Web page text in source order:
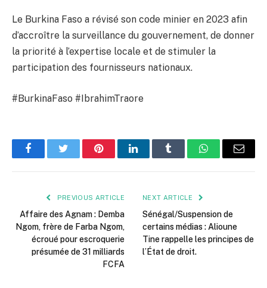
Le Burkina Faso a révisé son code minier en 2023 afin
d’accroître la surveillance du gouvernement, de donner
la priorité à l’expertise locale et de stimuler la
participation des fournisseurs nationaux.
#BurkinaFaso #IbrahimTraore
FacebookTwitter PinterestLinkedInTumblr WhatsAppEmail
PREVIOUS ARTICLE
Affaire des Agnam : Demba
Ngom, frère de Farba Ngom,
écroué pour escroquerie
présumée de 31 milliards
FCFA
NEXT ARTICLE
Sénégal/Suspension de
certains médias : Alioune
Tine rappelle les principes de
l’État de droit.